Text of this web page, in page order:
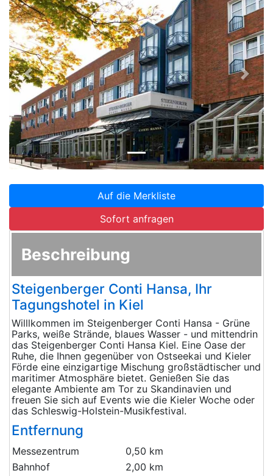
Zurück
Auf die Merkliste
Sofort anfragen
Beschreibung
Steigenberger Conti Hansa, Ihr
Tagungshotel in Kiel
Willlkommen im Steigenberger Conti Hansa - Grüne
Parks, weiße Strände, blaues Wasser - und mittendrin
das Steigenberger Conti Hansa Kiel. Eine Oase der
Ruhe, die Ihnen gegenüber von Ostseekai und Kieler
Förde eine einzigartige Mischung großstädtischer und
maritimer Atmosphäre bietet. Genießen Sie das
elegante Ambiente am Tor zu Skandinavien und
freuen Sie sich auf Events wie die Kieler Woche oder
das Schleswig-Holstein-Musikfestival.
Entfernung
Messezentrum
0,50 km
Bahnhof
2,00 km